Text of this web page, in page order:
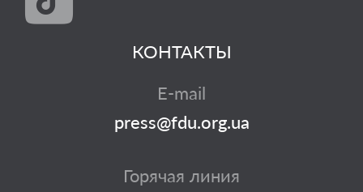
КОНТАКТЫ
E-mail
press@fdu.org.ua
Горячая линия